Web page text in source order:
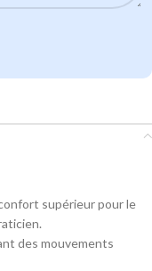
supérieur pour le
des mouvements